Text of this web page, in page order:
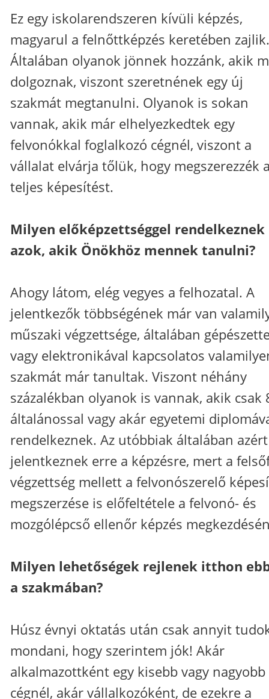
Ez egy iskolarendszeren kívüli képzés,
magyarul a felnőttképzés keretében zajlik.
Általában olyanok jönnek hozzánk, akik
dolgoznak, viszont szeretnének egy új
szakmát megtanulni. Olyanok is sokan
vannak, akik már elhelyezkedtek egy
felvonókkal foglalkozó cégnél, viszont a
vállalat elvárja tőlük, hogy megszerezzék
teljes képesítést.
Milyen előképzettséggel rendelkeznek
azok, akik Önökhöz mennek tanulni?
Ahogy látom, elég vegyes a felhozatal. A
jelentkezők többségének már van
műszaki végzettsége, általában
vagy elektronikával kapcsolatos
szakmát már tanultak. Viszont néhány
százalékban olyanok is vannak, akik csak
általánossal vagy akár egyetemi
rendelkeznek. Az utóbbiak általában azért
jelentkeznek erre a képzésre, mert a
végzettség mellett a felvonószerelő
megszerzése is előfeltétele a felvonó- és
mozgólépcső ellenőr képzés
Milyen lehetőségek rejlenek itthon
a szakmában?
Húsz évnyi oktatás után csak annyit
mondani, hogy szerintem jók! Akár
alkalmazottként egy kisebb vagy nagyobb
cégnél, akár vállalkozóként, de ezekre a